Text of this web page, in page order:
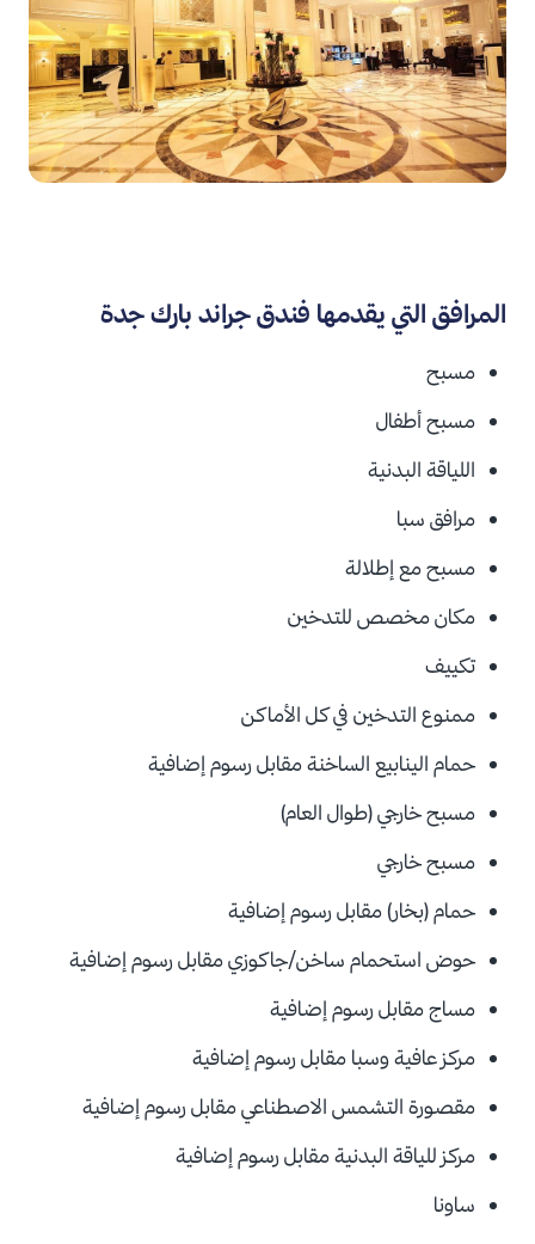
المرافق التي يقدمها فندق جراند بارك جدة
مسبح
مسبح أطفال
اللياقة البدنية
مرافق سبا
مسبح مع إطلالة
مكان مخصص للتدخين
تكييف
ممنوع التدخين في كل الأماكن
حمام الينابيع الساخنة مقابل رسوم إضافية
مسبح خارجي (طوال العام)
مسبح خارجي
حمام (بخار)مقابل رسوم إضافية
حوض استحمام ساخن/جاكوزي مقابل رسوم إضافية
مساج مقابل رسوم إضافية
مركز عافية وسبا مقابل رسوم إضافية
مقصورة التشمس الاصطناعي مقابل رسوم إضافية
مركز للياقة البدنية مقابل رسوم إضافية
ساونا